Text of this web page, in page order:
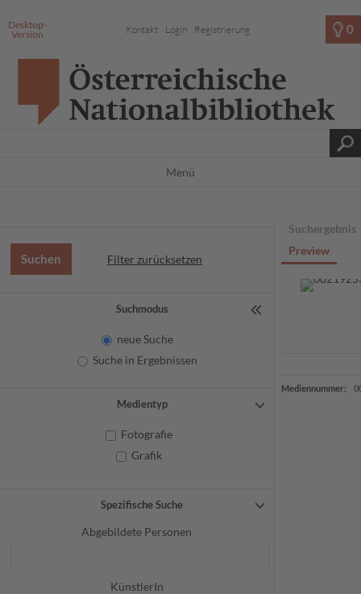
Desktop-
Version
Kontakt Login Registrierung 0
Menü
Filter zurücksetzen
Suchmodus
neue Suche
Suche in Ergebnissen
Medientyp
Fotografie
Grafik
Spezifische Suche
Abgebildete Personen
KünstlerIn
Suchergebnis
Preview
Mediennummer: